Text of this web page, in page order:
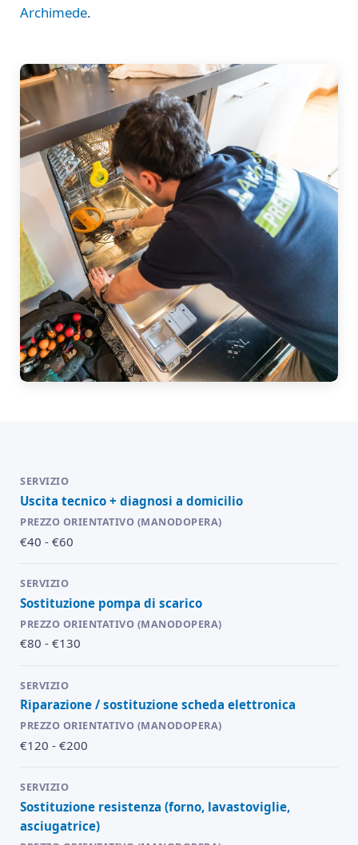
Archimede.
Uscita tecnico + diagnosi a domicilio
€40 - €60
Sostituzione pompa di scarico
€80 - €130
Riparazione / sostituzione scheda elettronica
€120 - €200
Sostituzione resistenza (forno, lavastoviglie,
asciugatrice)